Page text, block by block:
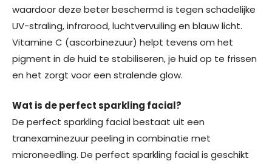
waardoor deze beter beschermd is tegen schadelijke
UV-straling, infrarood, luchtvervuiling en blauw licht.
Vitamine C (ascorbinezuur) helpt tevens om het
pigment in de huid te stabiliseren, je huid op te frissen
en het zorgt voor een stralende glow.
Wat is de perfect sparkling facial?
De perfect sparkling facial bestaat uit een
tranexaminezuur peeling in combinatie met
microneedling. De perfect sparkling facial is geschikt